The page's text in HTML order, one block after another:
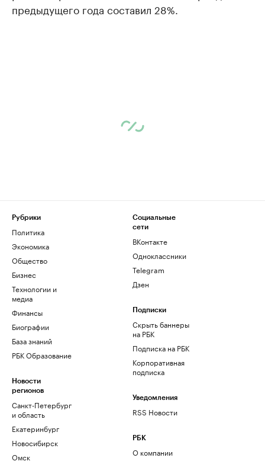
предыдущего года составил 28%.
Рубрики
Политика
Экономика
Общество
Бизнес
Технологии и
медиа
Финансы
Биографии
База знаний
РБК Образование
Новости
регионов
Санкт-Петербург
и область
Екатеринбург
Новосибирск
Омск
Социальные
сети
ВКонтакте
Одноклассники
Telegram
Дзен
Подписки
Скрыть баннеры
на РБК
Подписка на РБК
Корпоративная
подписка
Уведомления
RSS Новости
РБК
О компании